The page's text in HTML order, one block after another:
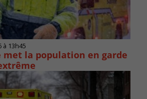
à 13h45
met la population en garde